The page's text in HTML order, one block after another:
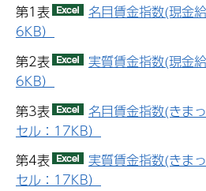
第1表
名目賃金指数(現金
6KB）
第2表
実質賃金指数(現金
6KB）
第3表
名目賃金指数(きま
セル：17KB）
第4表
実質賃金指数(きま
セル：17KB）